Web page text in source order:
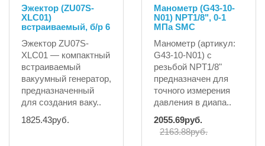
Эжектор (ZU07S-
XLC01)
встраиваемый, б/р 6
Эжектор ZU07S-
XLC01 — компактный
встраиваемый
вакуумный генератор,
предназначенный
для создания ваку..
1825.43руб.
Манометр (G43-10-
N01) NPT1/8", 0-1
MПа SMC
Манометр (артикул:
G43-10-N01) с
резьбой NPT1/8"
предназначен для
точного измерения
давления в диапа..
2055.69руб.
2163.88руб.